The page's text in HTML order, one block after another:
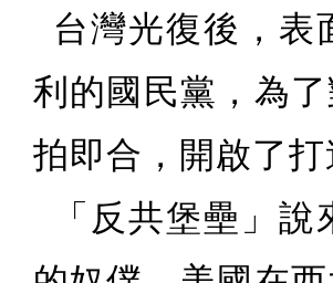
台灣光復後，表
利的國民黨，為
拍即合，開啟了
「反共堡壘」